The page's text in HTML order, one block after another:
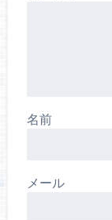
名前
メール